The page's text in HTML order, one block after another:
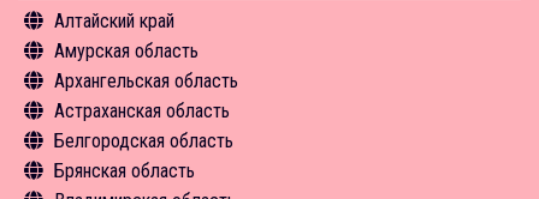
Алтайский край
Общая информация
Объекты туристского притяжения
Инфрастуктура туризма
Туризм в цифрах
Чем заняться
Амурская область
Общая информация
Объекты туристского притяжения
Инфрастуктура туризма
Туризм в цифрах
Архангельская область
Общая информация
Объекты туристского притяжения
Инфрастуктура туризма
Астраханская область
Общая информация
Объекты туристского притяжения
Белгородская область
Общая информация
Брянская область